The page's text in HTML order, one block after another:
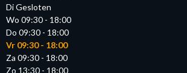
Di Gesloten
Wo 09:30 - 18:00
Do 09:30 - 18:00
Vr 09:30 - 18:00
Za 09:30 - 18:00
Zo 13:30 - 18:00